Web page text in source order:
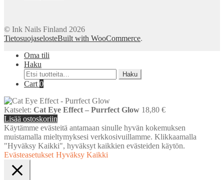
© Ink Nails Finland 2026
TietosuojaselosteBuilt with WooCommerce.
Oma tili
Haku
Etsi:
Haku
Cart 0
Katselet: Cat Eye Effect – Purrfect Glow 18,80 €
Lisää ostoskoriin
Käytämme evästeitä antamaan sinulle hyvän kokemuksen
muistamalla mieltymyksesi verkkosivuillamme. Klikkaamalla
"Hyväksy Kaikki", hyväksyt kaikkien evästeiden käytön.
Evästeasetukset Hyväksy Kaikki